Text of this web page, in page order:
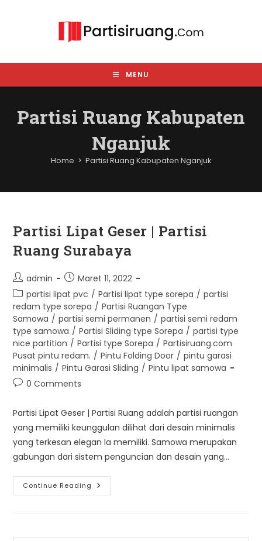
MENU
Partisi Ruang Kabupaten
Nganjuk
Home > Partisi Ruang Kabupaten Nganjuk
Partisi Lipat Geser | Partisi
Ruang Surabaya
Post
author:
admin
Post
published:
Maret 11, 2022
Post
category:
partisi lipat pvc / Partisi lipat type sorepa / partisi
redam type sorepa / Partisi Ruangan Type
Samowa / partisi semi permanen / partisi semi redam
type samowa / Partisi Sliding type Sorepa / partisi type
nice partition / Partisi type Sorepa / Partisiruang.com
Pusat pintu redam. / Pintu Folding Door / pintu garasi
minimalis / Pintu Garasi Sliding / Pintu lipat samowa
Post0 Comments
Partisi Lipat Geser | Partisi Ruang adalah partisi ruangan
yang memiliki keunggulan dilihat dari desain minimalis
yang terkesan elegan Ia memiliki. Samowa merupakan
gabungan dari sistem penguncian dan desain yang…
Continue Reading Partisi
Lipat
Surabaya